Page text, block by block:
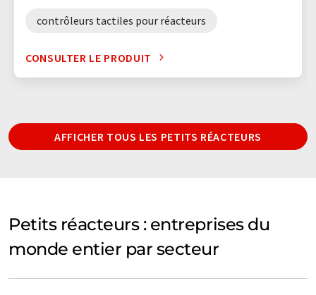
contrôleurs tactiles pour réacteurs
CONSULTER LE PRODUIT
AFFICHER TOUS LES PETITS RÉACTEURS
Petits réacteurs : entreprises du
monde entier par secteur